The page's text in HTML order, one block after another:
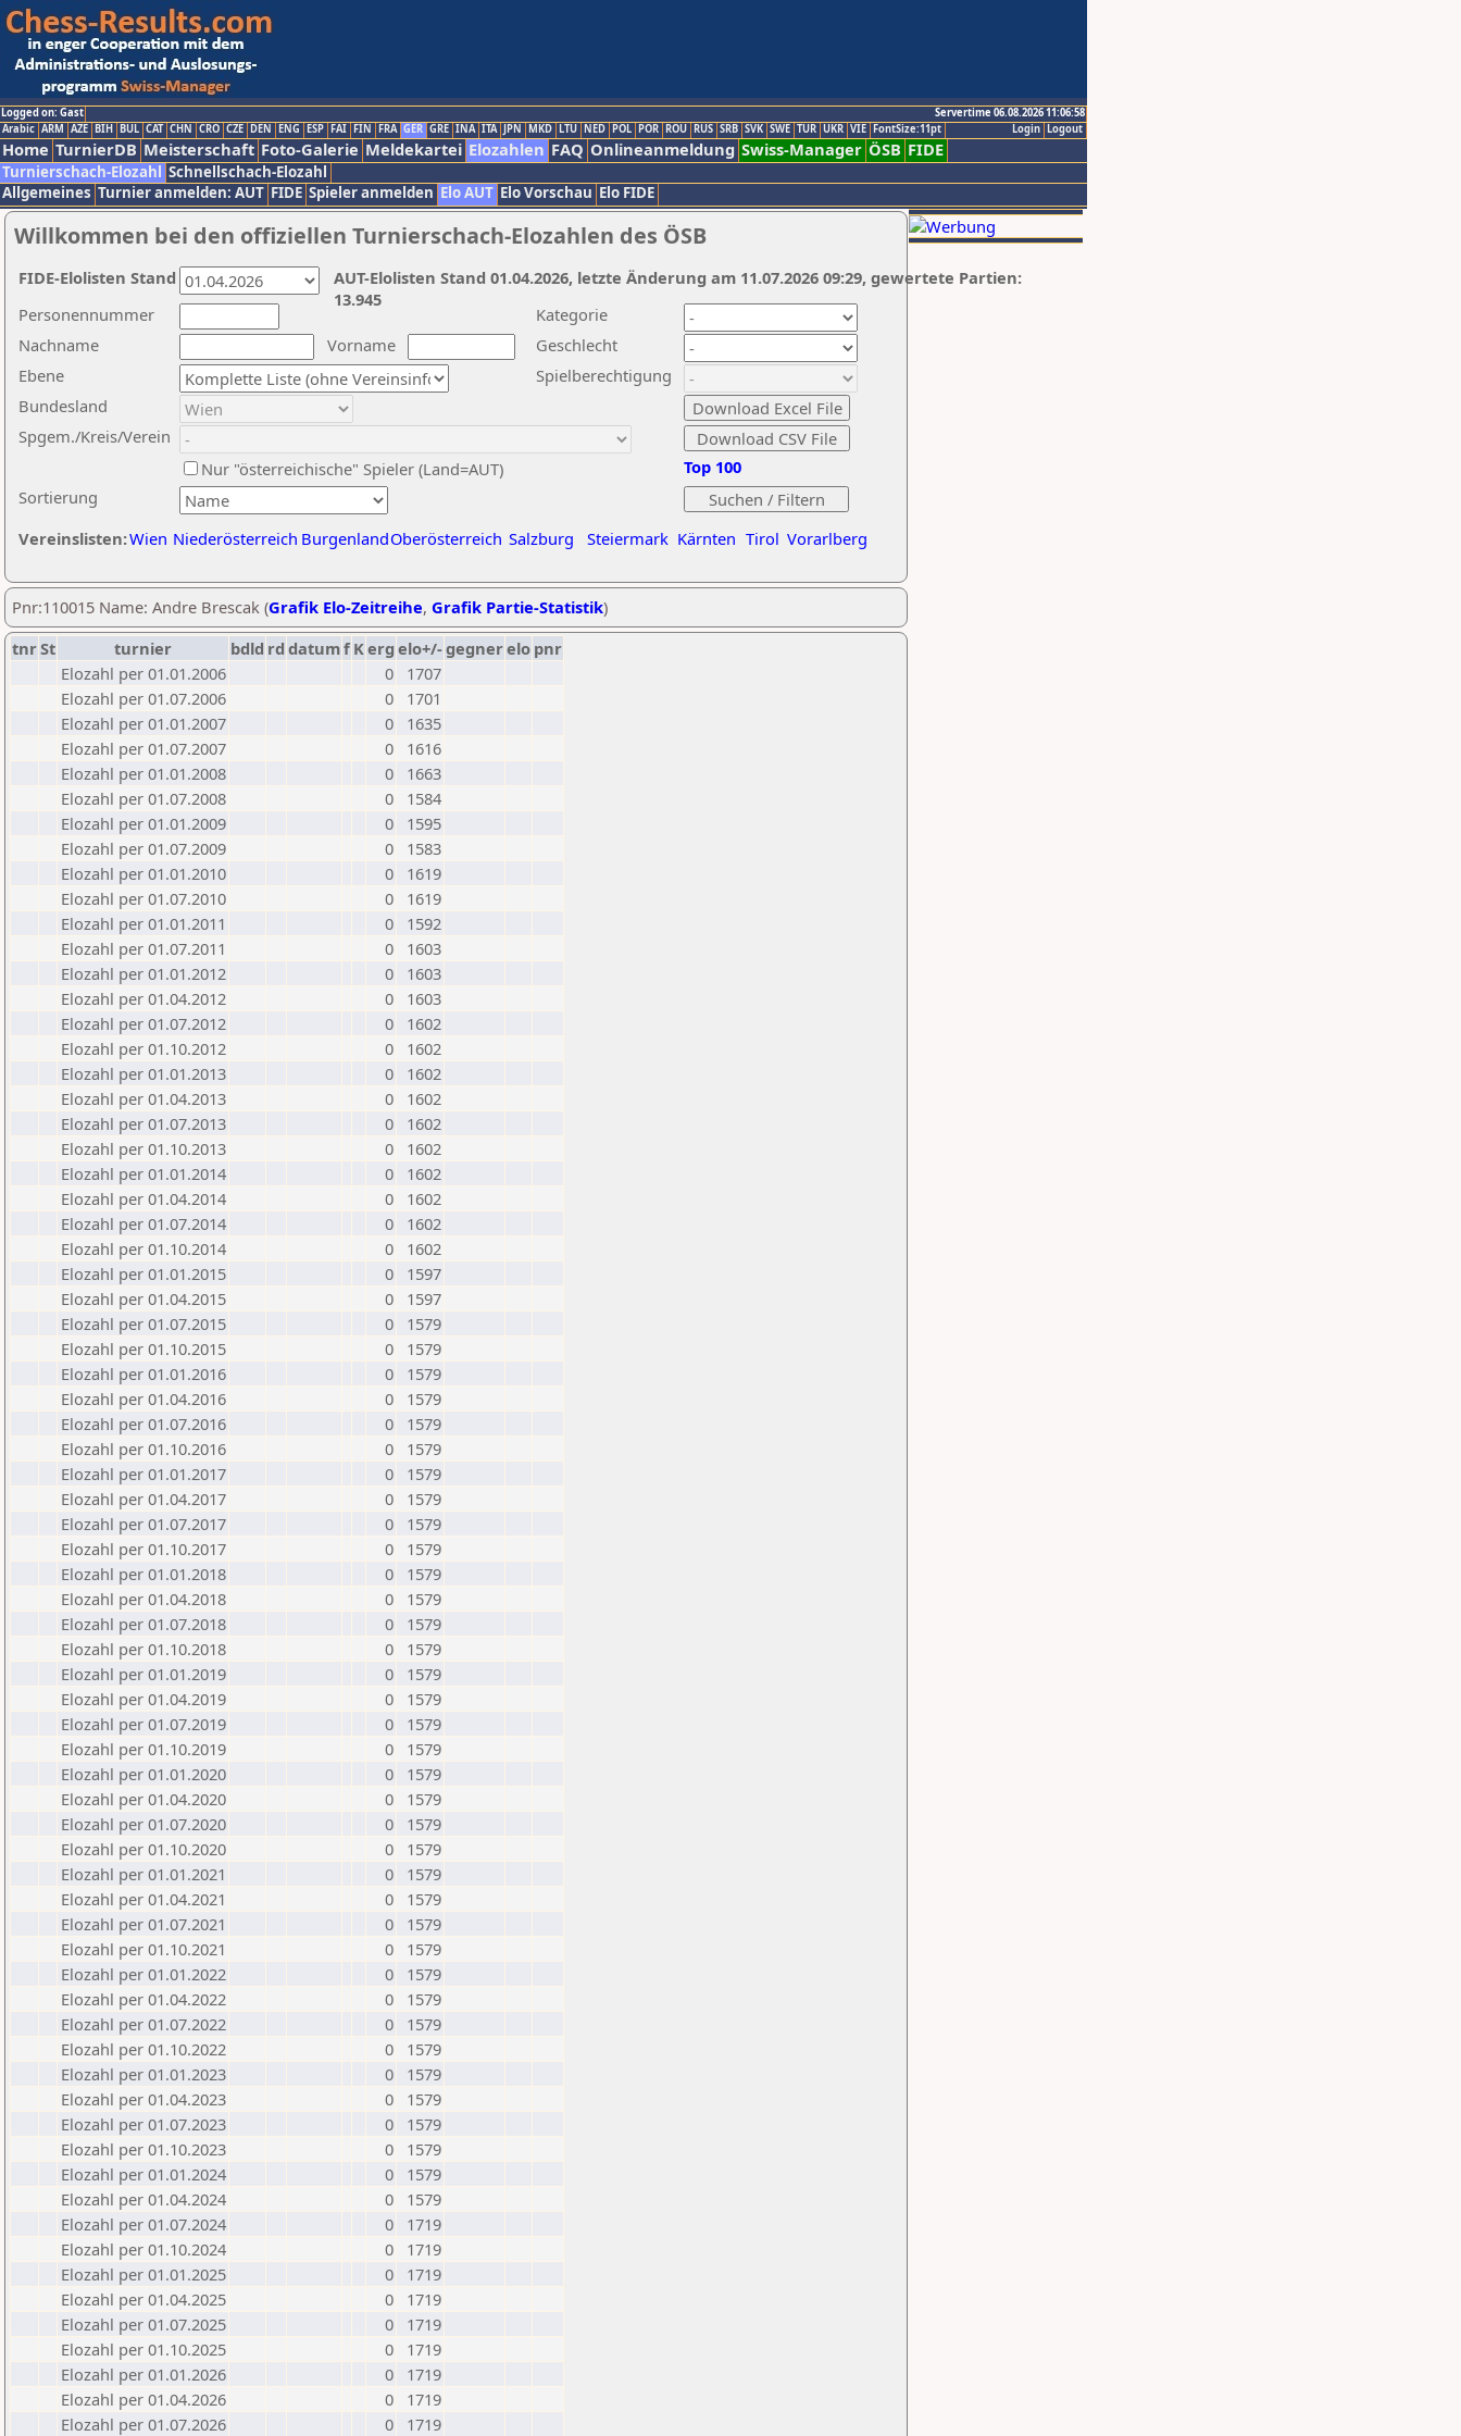
Logged on: Gast
Servertime 06.08.2026 11:06:58
Logout
Login
Arabic ARM AZE BIH BUL CAT CHN CRO CZE DEN ENG ESP FAI FIN FRA GER GRE INA ITA JPN MKD LTU NED POL POR ROU RUS SRB SVK SWE TUR UKR VIE FontSize:11pt
Home TurnierDB Meisterschaft Foto-Galerie Meldekartei Elozahlen FAQ Onlineanmeldung Swiss-Manager ÖSB FIDE
Turnierschach-Elozahl Schnellschach-Elozahl
Allgemeines Turnier anmelden: AUT FIDE Spieler anmelden Elo AUT Elo Vorschau Elo FIDE
Willkommen bei den offiziellen Turnierschach-Elozahlen des ÖSB
Nachname
Vorname
Ebene
Kategorie
Sortierung
Personennummer
Bundesland
Spgem./Kreis/Verein
Geschlecht
Nur "österreichische" Spieler (Land=AUT)
Spielberechtigung
Vereinslisten:Wien Niederösterreich BurgenlandOberösterreich Salzburg Steiermark Kärnten Tirol Vorarlberg
Top 100
AUT-Elolisten Stand 01.04.2026, letzte Änderung am 11.07.2026 09:29, gewertete Partien:
13.945
FIDE-Elolisten Stand
Pnr:110015 Name: Andre Brescak (Grafik Elo-Zeitreihe, Grafik Partie-Statistik)
tnrSt turnier bdld rd datumf Kerg elo+/-gegnerelo pnr
Elozahl per 01.01.2006
0
1707
Elozahl per 01.07.2006
0
1701
Elozahl per 01.01.2007
0
1635
Elozahl per 01.07.2007
0
1616
Elozahl per 01.01.2008
0
1663
Elozahl per 01.07.2008
0
1584
Elozahl per 01.01.2009
0
1595
Elozahl per 01.07.2009
0
1583
Elozahl per 01.01.2010
0
1619
Elozahl per 01.07.2010
0
1619
Elozahl per 01.01.2011
0
1592
Elozahl per 01.07.2011
0
1603
Elozahl per 01.01.2012
0
1603
Elozahl per 01.04.2012
0
1603
Elozahl per 01.07.2012
0
1602
Elozahl per 01.10.2012
0
1602
Elozahl per 01.01.2013
0
1602
Elozahl per 01.04.2013
0
1602
Elozahl per 01.07.2013
0
1602
Elozahl per 01.10.2013
0
1602
Elozahl per 01.01.2014
0
1602
Elozahl per 01.04.2014
0
1602
Elozahl per 01.07.2014
0
1602
Elozahl per 01.10.2014
0
1602
Elozahl per 01.01.2015
0
1597
Elozahl per 01.04.2015
0
1597
Elozahl per 01.07.2015
0
1579
Elozahl per 01.10.2015
0
1579
Elozahl per 01.01.2016
0
1579
Elozahl per 01.04.2016
0
1579
Elozahl per 01.07.2016
0
1579
Elozahl per 01.10.2016
0
1579
Elozahl per 01.01.2017
0
1579
Elozahl per 01.04.2017
0
1579
Elozahl per 01.07.2017
0
1579
Elozahl per 01.10.2017
0
1579
Elozahl per 01.01.2018
0
1579
Elozahl per 01.04.2018
0
1579
Elozahl per 01.07.2018
0
1579
Elozahl per 01.10.2018
0
1579
Elozahl per 01.01.2019
0
1579
Elozahl per 01.04.2019
0
1579
Elozahl per 01.07.2019
0
1579
Elozahl per 01.10.2019
0
1579
Elozahl per 01.01.2020
0
1579
Elozahl per 01.04.2020
0
1579
Elozahl per 01.07.2020
0
1579
Elozahl per 01.10.2020
0
1579
Elozahl per 01.01.2021
0
1579
Elozahl per 01.04.2021
0
1579
Elozahl per 01.07.2021
0
1579
Elozahl per 01.10.2021
0
1579
Elozahl per 01.01.2022
0
1579
Elozahl per 01.04.2022
0
1579
Elozahl per 01.07.2022
0
1579
Elozahl per 01.10.2022
0
1579
Elozahl per 01.01.2023
0
1579
Elozahl per 01.04.2023
0
1579
Elozahl per 01.07.2023
0
1579
Elozahl per 01.10.2023
0
1579
Elozahl per 01.01.2024
0
1579
Elozahl per 01.04.2024
0
1579
Elozahl per 01.07.2024
0
1719
Elozahl per 01.10.2024
0
1719
Elozahl per 01.01.2025
0
1719
Elozahl per 01.04.2025
0
1719
Elozahl per 01.07.2025
0
1719
Elozahl per 01.10.2025
0
1719
Elozahl per 01.01.2026
0
1719
Elozahl per 01.04.2026
0
1719
Elozahl per 01.07.2026
0 1719